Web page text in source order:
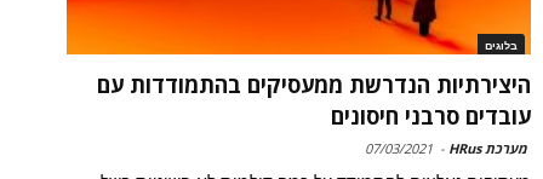
בלוגים
היצירתיות הנדרשת ממעסיקים בהתמודדות עם
עובדים סרבני חיסונים
מערכת HRus -
07/03/2021